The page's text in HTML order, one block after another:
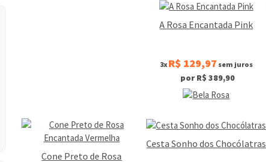
A Rosa Encantada Pink
3x R$ 129,97 sem juros
por R$ 389,90
Cone Preto de Rosa
Cesta Sonho dos Chocólatras